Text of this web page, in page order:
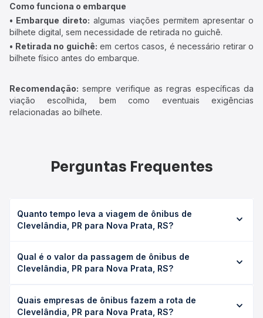
Como funciona o embarque
• Embarque direto: algumas viações permitem apresentar o
bilhete digital, sem necessidade de retirada no guichê.
• Retirada no guichê: em certos casos, é necessário retirar o
bilhete físico antes do embarque.
Recomendação: sempre verifique as regras específicas da
viação escolhida, bem como eventuais exigências
relacionadas ao bilhete.
Perguntas Frequentes
Quanto tempo leva a viagem de ônibus de
Clevelândia, PR para Nova Prata, RS?
RS leva em média 9h 25min, podendo variar conforme a
viação, o tipo de serviço (convencional, executivo ou
exata de cada opção na data desejada.
Qual é o valor da passagem de ônibus de
Clevelândia, PR para Nova Prata, RS?
Nova Prata, RS custa em média R$ 185,48 e varia
conforme a data da viagem, a empresa, o tipo de poltrona
Quais empresas de ônibus fazem a rota de
Clevelândia, PR para Nova Prata, RS?